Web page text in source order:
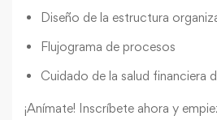
Diseño de la estructura
Flujograma de procesos
Cuidado de la salud financiera
¡Anímate! Inscríbete ahora y